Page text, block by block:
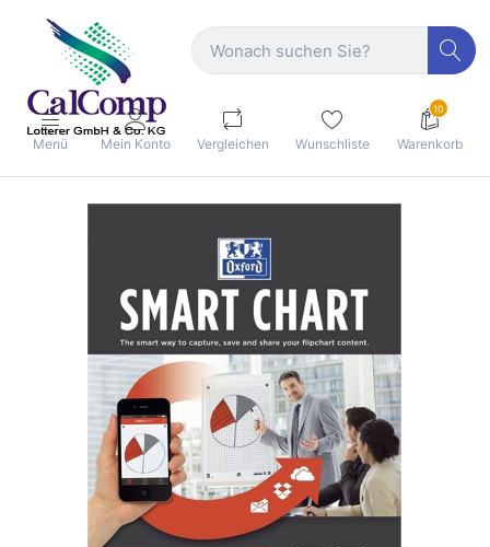
Menü Mein Konto Vergleichen Wunschliste
10
Warenkorb